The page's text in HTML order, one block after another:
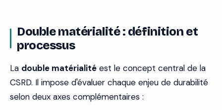
Double matérialité : définition et
processus
La double matérialité est le concept central de la
CSRD. Il impose d'évaluer chaque enjeu de durabilité
selon deux axes complémentaires :